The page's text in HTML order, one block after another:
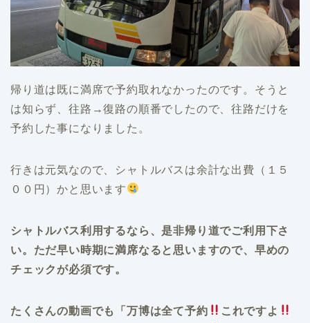
帰り道は既に満席で予約取れなかったのです。そうと
は知らず、往路→復路の順番でしたので、往路だけを
予約した事になりました。
行きは元気なので、シャトルバスは余計な出費（１５
００円）かと思います
シャトルバス利用するなら、是非帰り道でご利用下さ
い。ただ早い時期に満席なると思いますので、早めの
チェックが必須です。
たくさんの動画でも「万博は全て予約
これですよ